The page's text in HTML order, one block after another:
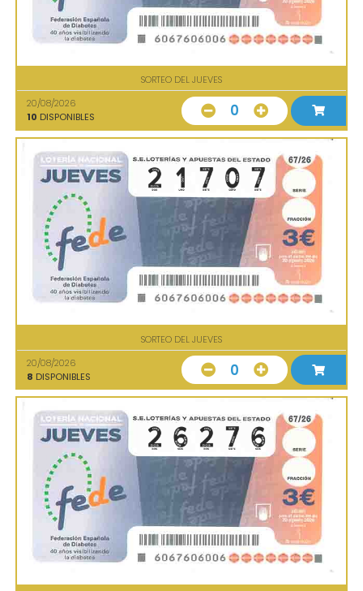
SORTEO DEL JUEVES
20/08/2026
10 DISPONIBLES 0
SORTEO DEL JUEVES
20/08/2026
8 DISPONIBLES 0